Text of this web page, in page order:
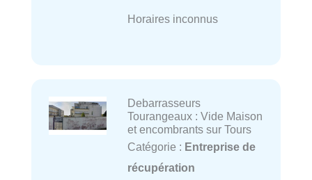
Horaires inconnus
Debarrasseurs
Tourangeaux : Vide Maison
et encombrants sur Tours
Catégorie : Entreprise de
récupération